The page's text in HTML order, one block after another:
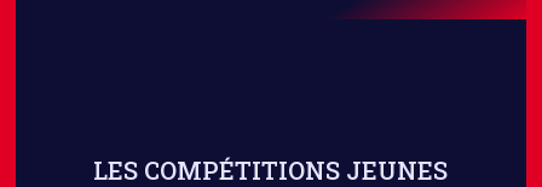
LES COMPÉTITIONS JEUNES